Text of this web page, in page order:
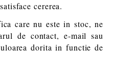
cererea.
care nu este in stoc, ne
de contact, e-mail sau
dorita in functie de